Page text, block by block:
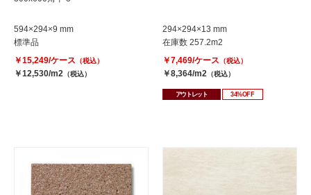
594×294×9 mm
標準品
￥15,249/ケース （税込）
￥12,530/m2 （税込）
294×294×13 mm
在庫数 257.2m2
￥7,469/ケース （税込）
￥8,364/m2 （税込）
アウトレット 34%OFF